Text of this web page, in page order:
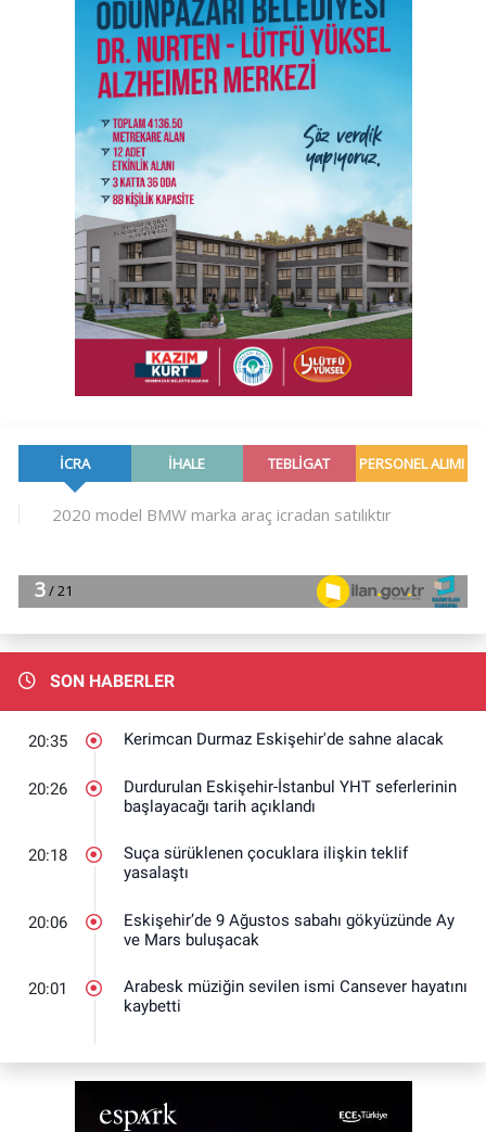
SON HABERLER
20:35 Kerimcan Durmaz Eskişehir'de sahne alacak
20:26
Durdurulan Eskişehir-İstanbul YHT seferlerinin
başlayacağı tarih açıklandı
20:18
Suça sürüklenen çocuklara ilişkin teklif
yasalaştı
20:06
Eskişehir’de 9 Ağustos sabahı gökyüzünde Ay
ve Mars buluşacak
20:01
Arabesk müziğin sevilen ismi Cansever hayatını
kaybetti